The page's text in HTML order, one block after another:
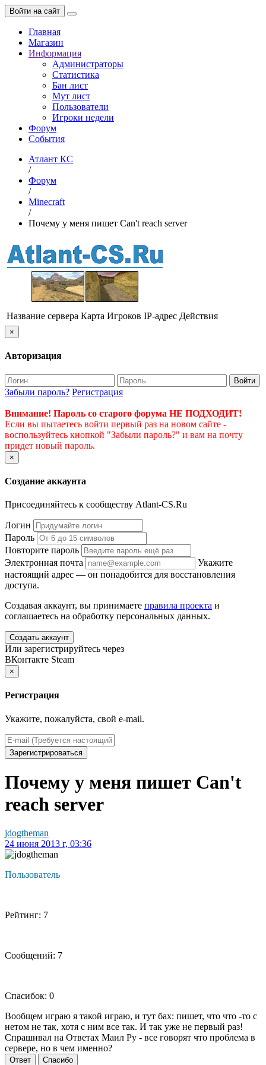
Войти на сайт
Главная
Магазин
Информация
Администраторы
Статистика
Бан лист
Мут лист
Пользователи
Игроки недели
Форум
События
Атлант КС
/
Форум
/
Minecraft
/
Почему у меня пишет Can't reach server
Название сервера Карта Игроков IP-адрес Действия
×
Авторизация
Войти
Забыли пароль? Регистрация
Внимание! Пароль со старого форума НЕ ПОДХОДИТ!
Если вы пытаетесь войти первый раз на новом сайте -
воспользуйтесь кнопкой "Забыли пароль?" и вам на почту
придет новый пароль.
×
Создание аккаунта
Присоединяйтесь к сообществу Atlant-CS.Ru
Логин
Пароль
Повторите пароль
Электронная почта
Укажите
настоящий адрес — он понадобится для восстановления
доступа.
Создавая аккаунт, вы принимаете правила проекта и
соглашаетесь на обработку персональных данных.
Создать аккаунт
Или зарегистрируйтесь через
ВКонтакте Steam
×
Регистрация
Укажите, пожалуйста, свой e-mail.
Зарегистрироваться
Почему у меня пишет Can't
reach server
jdogtheman
24 июня 2013 г, 03:36
Пользователь
Рейтинг: 7
Сообщений: 7
Спасибок: 0
Вообщем играю я такой играю, и тут бах: пишет, что что -то с
нетом не так, хотя с ним все так. И так уже не первый раз!
Спрашивал на Ответах Маил Ру - все говорят что проблема в
сервере, но в чем именно?
Ответ Спасибо